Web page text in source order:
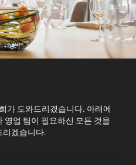
가 도와드리겠습니다. 아래에
영업 팀이 필요하신 모든 것을
리겠습니다.